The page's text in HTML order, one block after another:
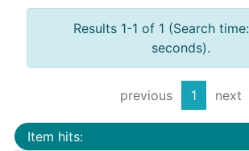
Results 1-1 of 1 (Search
seconds).
previous 1 next
Item hits: